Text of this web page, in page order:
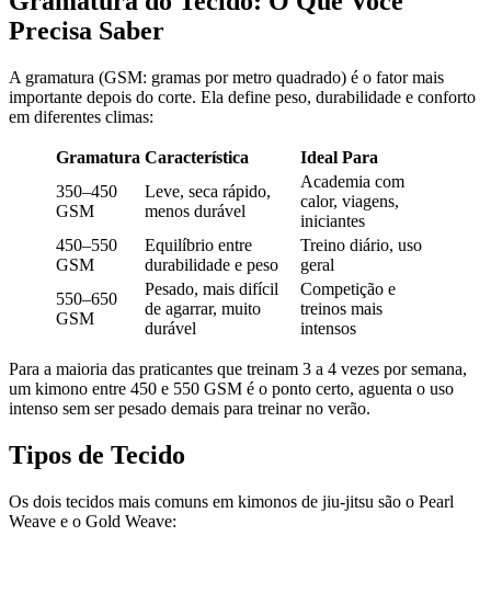
Precisa Saber
A gramatura (GSM: gramas por metro quadrado) é o fator mais
importante depois do corte. Ela define peso, durabilidade e conforto
em diferentes climas:
Gramatura Característica
Ideal Para
350–450
GSM
Leve, seca rápido,
menos durável
Academia com
calor, viagens,
iniciantes
450–550
GSM
Equilíbrio entre
durabilidade e peso
Treino diário, uso
geral
550–650
GSM
Pesado, mais difícil
de agarrar, muito
durável
Competição e
treinos mais
intensos
Para a maioria das praticantes que treinam 3 a 4 vezes por semana,
um kimono entre 450 e 550 GSM é o ponto certo, aguenta o uso
intenso sem ser pesado demais para treinar no verão.
Tipos de Tecido
Os dois tecidos mais comuns em kimonos de jiu-jitsu são o Pearl
Weave e o Gold Weave: